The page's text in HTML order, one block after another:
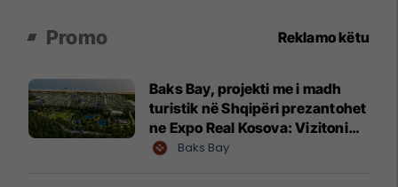
Promo Reklamo këtu
Baks Bay, projekti me i madh
turistik në Shqipëri prezantohet
ne Expo Real Kosova: Vizitoni
shtandin dhe zbuloni
Baks Bay